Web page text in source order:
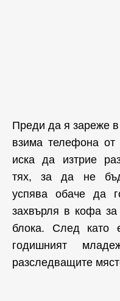
Преди да я зареже
взима телефона
иска да изтрие
тях, за да не
успява обаче да
захвърля в кофа
блока. След като
годишният
разследващите